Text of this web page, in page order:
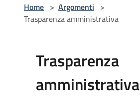
Home > Argomenti >
Trasparenza amministrativa
Trasparenza
amministrativa